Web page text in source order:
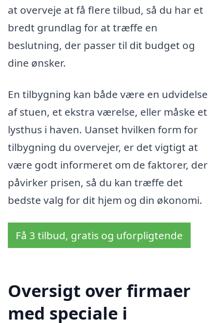
at overveje at få flere tilbud, så du har et
bredt grundlag for at træffe en
beslutning, der passer til dit budget og
dine ønsker.
En tilbygning kan både være en udvidelse
af stuen, et ekstra værelse, eller måske et
lysthus i haven. Uanset hvilken form for
tilbygning du overvejer, er det vigtigt at
være godt informeret om de faktorer, der
påvirker prisen, så du kan træffe det
bedste valg for dit hjem og din økonomi.
Få 3 tilbud, gratis og uforpligtende
Oversigt over firmaer
med speciale i